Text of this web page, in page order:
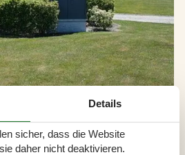
Details
sicher, dass die Website
daher nicht deaktivieren.